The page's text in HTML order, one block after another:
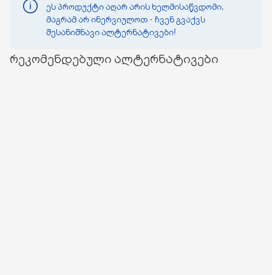
ეს პროდუქტი აღარ არის ხელმისაწვდომი,
მაგრამ არ ინერვიულოთ - ჩვენ გვაქვს
შესანიშნავი ალტერნატივები!
რეკომენდებული ალტერნატივები